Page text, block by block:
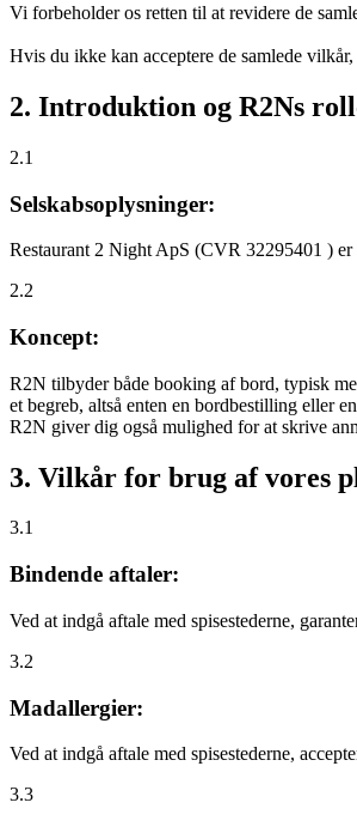
Vi forbeholder os retten til at revidere de
Hvis du ikke kan acceptere de samlede
2. Introduktion og R2Ns
2.1
Selskabsoplysninger:
Restaurant 2 Night ApS (CVR 32295401 )
2.2
Koncept:
R2N tilbyder både booking af bord, typisk
et begreb, altså enten en bordbestilling eller
R2N giver dig også mulighed for at skrive
3. Vilkår for brug af vores
3.1
Bindende aftaler:
Ved at indgå aftale med spisestederne,
3.2
Madallergier:
Ved at indgå aftale med spisestederne,
3.3